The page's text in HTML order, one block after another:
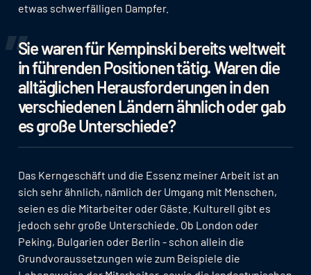
etwas schwerfälligen Dampfer.
Sie waren für Kempinski bereits weltweit
in führenden Positionen tätig. Waren die
alltäglichen Herausforderungen in den
verschiedenen Ländern ähnlich oder gab
es große Unterschiede?
Das Kerngeschäft und die Essenz meiner Arbeit ist an
sich sehr ähnlich, nämlich der Umgang mit Menschen,
seien es die Mitarbeiter oder Gäste. Kulturell gibt es
jedoch sehr große Unterschiede. Ob London oder
Peking, Bulgarien oder Berlin - schon allein die
Grundvoraussetzungen wie zum Beispiele die